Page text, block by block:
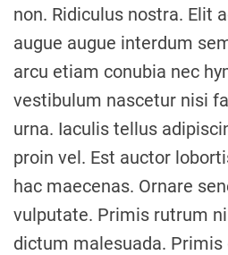
non. Ridiculus nostra. Elit
augue augue interdum
arcu etiam conubia nec
vestibulum nascetur nisi
urna. Iaculis tellus
proin vel. Est auctor
hac maecenas. Ornare
vulputate. Primis rutrum
dictum malesuada.